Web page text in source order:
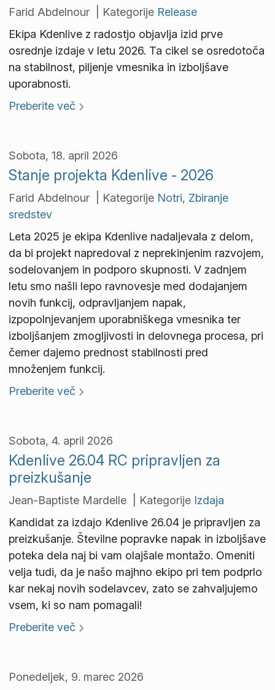
Farid Abdelnour | Kategorije Release
Ekipa Kdenlive z radostjo objavlja izid prve
osrednje izdaje v letu 2026. Ta cikel se osredotoča
na stabilnost, piljenje vmesnika in izboljšave
uporabnosti.
Preberite več
Sobota, 18. april 2026
Stanje projekta Kdenlive - 2026
Farid Abdelnour | Kategorije Notri, Zbiranje
sredstev
Leta 2025 je ekipa Kdenlive nadaljevala z delom,
da bi projekt napredoval z neprekinjenim razvojem,
sodelovanjem in podporo skupnosti. V zadnjem
letu smo našli lepo ravnovesje med dodajanjem
novih funkcij, odpravljanjem napak,
izpopolnjevanjem uporabniškega vmesnika ter
izboljšanjem zmogljivosti in delovnega procesa, pri
čemer dajemo prednost stabilnosti pred
množenjem funkcij.
Preberite več
Sobota, 4. april 2026
Kdenlive 26.04 RC pripravljen za
preizkušanje
Jean-Baptiste Mardelle | Kategorije Izdaja
Kandidat za izdajo Kdenlive 26.04 je pripravljen za
preizkušanje. Številne popravke napak in izboljšave
poteka dela naj bi vam olajšale montažo. Omeniti
velja tudi, da je našo majhno ekipo pri tem podprlo
kar nekaj novih sodelavcev, zato se zahvaljujemo
vsem, ki so nam pomagali!
Preberite več
Ponedeljek, 9. marec 2026